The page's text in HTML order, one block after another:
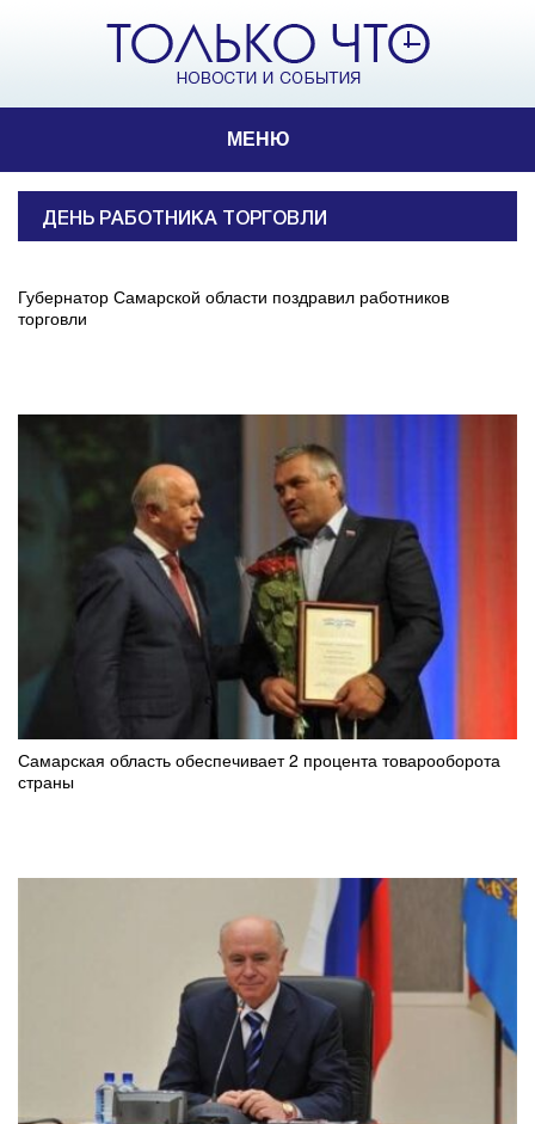
МЕНЮ
ДЕНЬ РАБОТНИКА ТОРГОВЛИ
Губернатор Самарской области поздравил работников
торговли
Самарская область обеспечивает 2 процента товарооборота
страны